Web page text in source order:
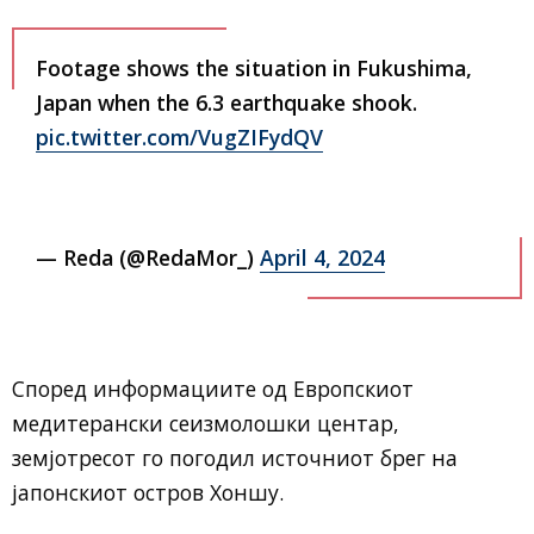
Footage shows the situation in Fukushima,
Japan when the 6.3 earthquake shook.
pic.twitter.com/VugZIFydQV
— Reda (@RedaMor_) April 4, 2024
Според информациите од Европскиот
медитерански сеизмолошки центар,
земјотресот го погодил источниот брег на
јапонскиот остров Хоншу.